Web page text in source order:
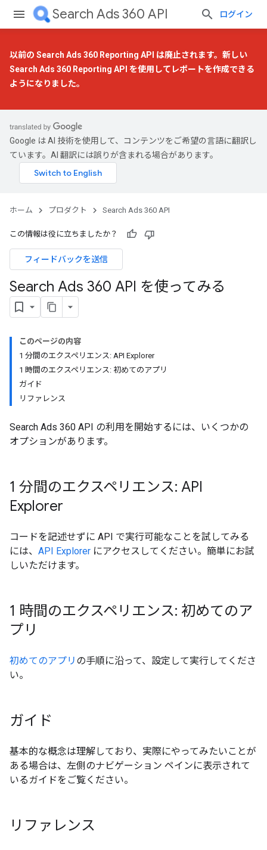
Search Ads 360 API ログイン
以前の Search Ads 360 Reporting API は廃止されます。 新しい
Search Ads 360 Reporting API を使用してレポートを作成できる
ようになりました。
Google は AI 技術を使用して、コンテンツをご希望の言語に翻訳し
ています。AI 翻訳には誤りが含まれる場合があります。
ホーム プロダクト Search Ads 360 API
この情報は役に立ちましたか？
フィードバックを送信
Search Ads 360 API を使ってみる
このページの内容
1 分間のエクスペリエンス: API Explorer
1 時間のエクスペリエンス: 初めてのアプリ
ガイド
リファレンス
Search Ads 360 API の利用を開始するには、いくつかの
オプションがあります。
1 分間のエクスペリエンス: API
Explorer
コードを記述せずに API で実行可能なことを試してみる
には、 API Explorer にアクセスしてください。簡単にお試
しいただけます。
1 時間のエクスペリエンス: 初めてのア
プリ
初めてのアプリ の手順に沿って、設定して実行してくださ
い。
ガイド
基本的な概念は理解しており、実際にやってみたいことが
ある場合は、左側のナビゲーション ペインに表示されて
いるガイドをご覧ください。
リファレンス